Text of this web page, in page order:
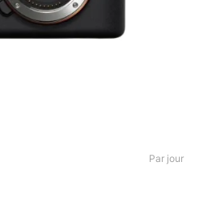
Par jour